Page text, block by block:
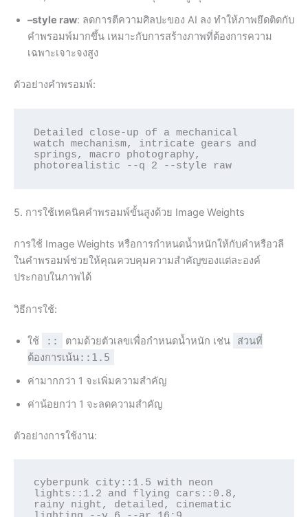
–style raw: ลดการตีความศิลปะของ AI ลง ทำให้ภาพยึดติดกับ
คำพรอมพ์มากขึ้น เหมาะกับการสร้างภาพที่ต้องการความ
เฉพาะเจาะจงสูง
ตัวอย่างคำพรอมพ์:
Detailed close-up of a mechanical
watch mechanism, intricate gears and
springs, macro photography,
5. การใช้เทคนิคคำพรอมพ์ขั้นสูงด้วย Image Weights
การใช้ Image Weights หรือการกำหนดน้ำหนักให้กับคำหรือวลี
ในคำพรอมพ์ช่วยให้คุณควบคุมความสำคัญของแต่ละองค์
ประกอบในภาพได้
วิธีการใช้:
ใช้ :: ตามด้วยตัวเลขเพื่อกำหนดน้ำหนัก เช่น
ส่วนที่
ต้องการเน้น::1.5
ค่ามากกว่า 1 จะเพิ่มความสำคัญ
ค่าน้อยกว่า 1 จะลดความสำคัญ
ตัวอย่างการใช้งาน:
cyberpunk city::1.5 with neon
lights::1.2 and flying cars::0.8,
rainy night, detailed, cinematic